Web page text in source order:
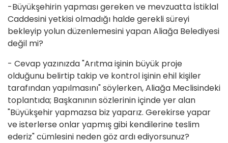
-Büyükşehirin yapması gereken ve mevzuatta İstiklal
Caddesini yetkisi olmadığı halde gerekli süreyi
bekleyip yolun düzenlemesini yapan Aliağa Belediyesi
değil mi?
- Cevap yazınızda "Arıtma işinin büyük proje
olduğunu belirtip takip ve kontrol işinin ehil kişiler
tarafından yapılmasını" söylerken, Aliağa Meclisindeki
toplantıda; Başkanının sözlerinin içinde yer alan
"Büyükşehir yapmazsa biz yaparız. Gerekirse yapar
ve isterlerse onlar yapmış gibi kendilerine teslim
ederiz" cümlesini neden göz ardı ediyorsunuz?